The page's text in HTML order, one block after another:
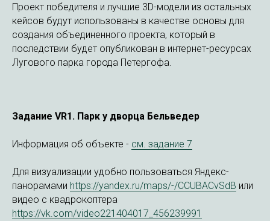
Проект победителя и лучшие 3D-модели из остальных
кейсов будут использованы в качестве основы для
создания объединенного проекта, который в
последствии будет опубликован в интернет-ресурсах
Лугового парка города Петергофа.
Задание VR1. Парк у дворца Бельведер
Информация об объекте - см. задание 7
Для визуализации удобно пользоваться Яндекс-
панорамами https://yandex.ru/maps/-/CCUBACvSdB или
видео с квадрокоптера
https://vk.com/video221404017_456239991